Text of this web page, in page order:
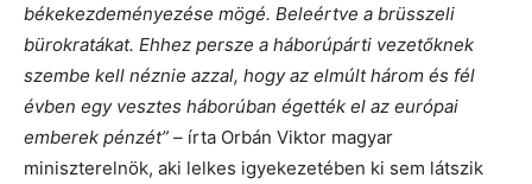
békekezdeményezése mögé. Beleértve a brüsszeli
bürokratákat. Ehhez persze a háborúpárti vezetőknek
szembe kell néznie azzal, hogy az elmúlt három és fél
évben egy vesztes háborúban égették el az európai
emberek pénzét” – írta Orbán Viktor magyar
miniszterelnök, aki lelkes igyekezetében ki sem látszik